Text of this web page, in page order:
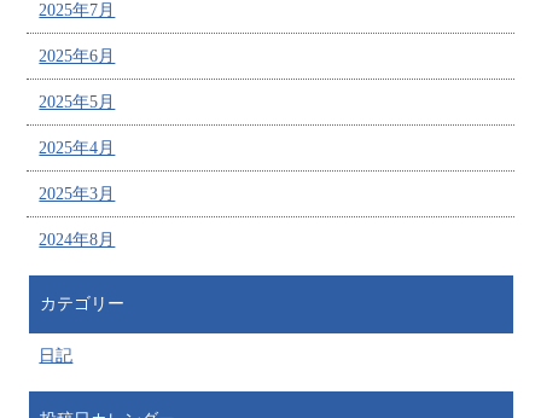
2025年7月
2025年6月
2025年5月
2025年4月
2025年3月
2024年8月
カテゴリー
日記